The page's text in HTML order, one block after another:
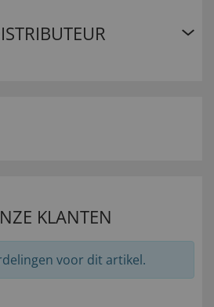
KLANTEN
voor dit artikel.